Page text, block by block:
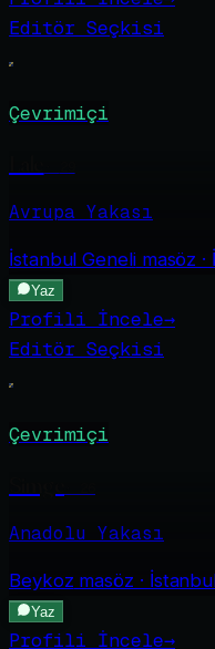
Editör Seçkisi
Çevrimiçi
Avrupa Yakası
İstanbul Genelimasöz ·
Yaz
Profili İncele→
Editör Seçkisi
Çevrimiçi
Anadolu Yakası
Beykoz masöz ·
Yaz
Profili İncele→